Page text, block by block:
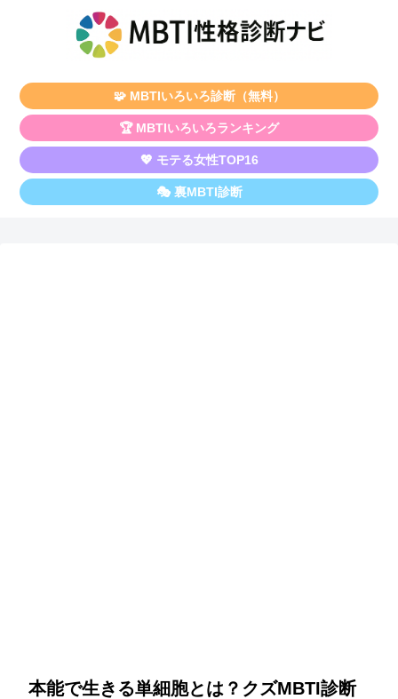
🧩 MBTIいろいろ診断（無料）
🏆 MBTIいろいろランキング
💖 モテる女性TOP16
🎭 裏MBTI診断
本能で生きる単細胞とは？クズMBTI診断